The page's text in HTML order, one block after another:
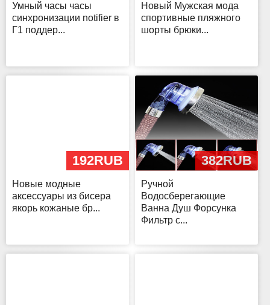
Умный часы часы
синхронизации notifier в
Г1 поддер...
Новый Мужская мода
спортивные пляжного
шорты брюки...
192RUB
Новые модные
аксессуары из бисера
якорь кожаные бр...
382RUB
Ручной
Водосберегающие
Ванна Душ Форсунка
Фильтр с...